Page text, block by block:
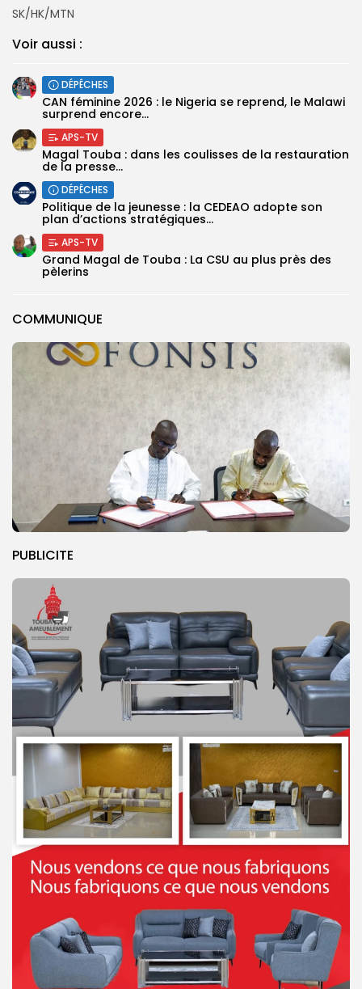
COMMUNIQUE
PUBLICITE
SK/HK/MTN
Voir aussi :
DÉPÊCHES
‎CAN féminine 2026 : le Nigeria se reprend, le Malawi
surprend encore...
APS-TV
Magal Touba : dans les coulisses de la restauration
de la presse...
DÉPÊCHES
Politique de la jeunesse : la CEDEAO adopte son
plan d’actions stratégiques...
APS-TV
Grand Magal de Touba : La CSU au plus près des
pèlerins